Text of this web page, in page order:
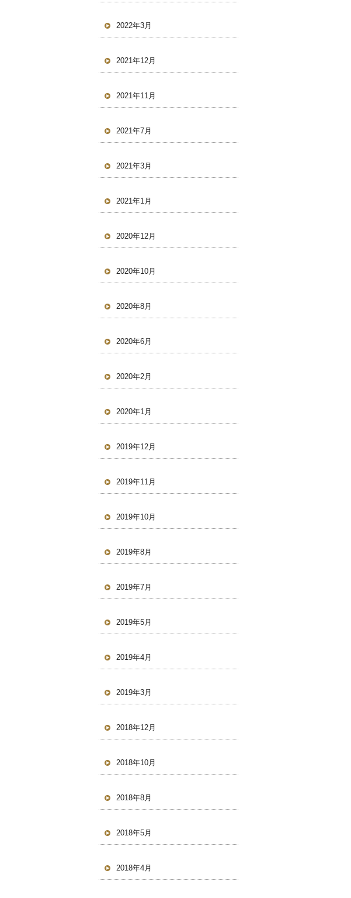
2022年3月
2021年12月
2021年11月
2021年7月
2021年3月
2021年1月
2020年12月
2020年10月
2020年8月
2020年6月
2020年2月
2020年1月
2019年12月
2019年11月
2019年10月
2019年8月
2019年7月
2019年5月
2019年4月
2019年3月
2018年12月
2018年10月
2018年8月
2018年5月
2018年4月